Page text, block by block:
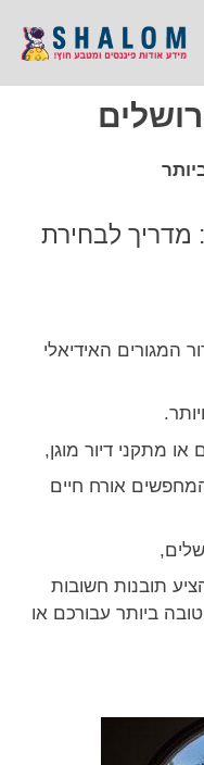
מדריך לבחירת
המגורים האידיאלי
או מתקני דיור מוגן,
אורח חיים
תובנות חשובות
ביותר עבורכם או